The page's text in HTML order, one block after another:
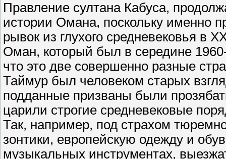
Правление султана Кабуса,
истории Омана, поскольку именно
рывок из глухого средневековья в
Оман, который был в середине
что это две совершенно разные
Таймур был человеком старых
подданные призваны были
царили строгие средневековые
Так, например, под страхом
зонтики, европейскую одежду и
музыкальных инструментах,